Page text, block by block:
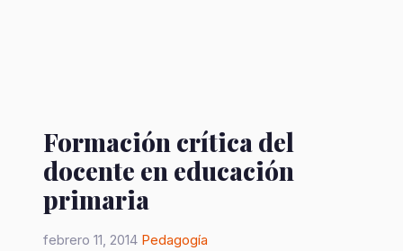
Formación crítica del
docente en educación
primaria
febrero 11, 2014 Pedagogía